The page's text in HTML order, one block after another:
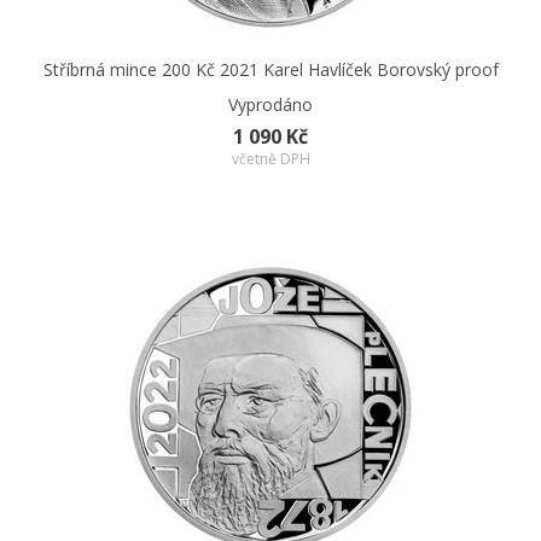
Stříbrná mince 200 Kč 2021 Karel Havlíček Borovský proof
Vyprodáno
1 090 Kč
včetně DPH